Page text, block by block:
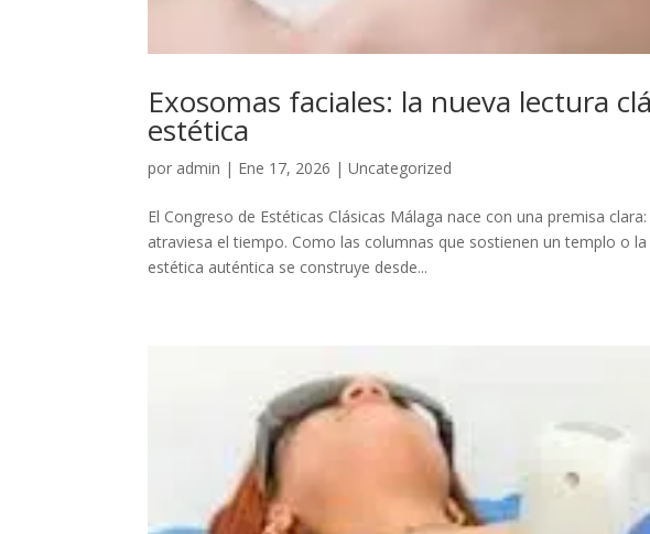
Exosomas faciales: la nueva lectura
estética
por admin | Ene 17, 2026 |Uncategorized
El Congreso de Estéticas Clásicas Málaga nace con una premisa
atraviesa el tiempo. Como las columnas que sostienen un templo o
estética auténtica se construye desde...